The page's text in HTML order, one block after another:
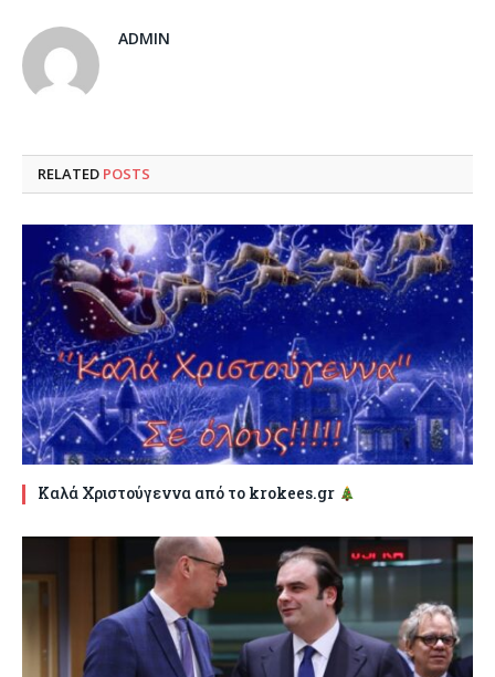
ADMIN
RELATED POSTS
Καλά Χριστούγεννα από το krokees.gr